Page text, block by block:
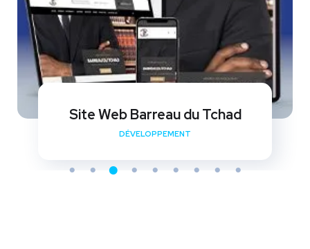
Site Web Barreau du Tchad
DÉVELOPPEMENT